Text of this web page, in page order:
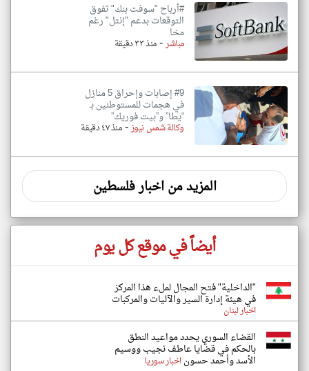
#أرباح "سوفت بنك" تفوق
التوقعات بدعم "إنتل" رغم
مخا
مباشر-منذ ٣٣ دقيقة
#9 إصابات وإحراق 5 منازل
في هجمات للمستوطنين بـ
“يطا” و”بيت فوريك”
وكالة شمس نيوز-منذ ٤٧ دقيقة
المزيد من اخبار فلسطين
أيضاً في موقع كل يوم
"الداخلية" فتح المجال لملء هذا المركز
في هيئة إدارة السير والآليات والمركبات
اخبار لبنان
القضاء السوري يحدد مواعيد النطق
بالحكم في قضايا عاطف نجيب ووسيم
الأسد وأحمد حسوناخبار سوريا